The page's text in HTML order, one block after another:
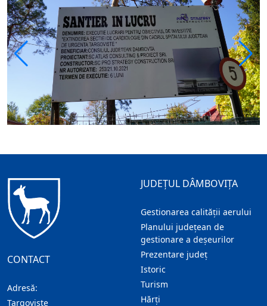
CONTACT
Adresă:
Targoviste
JUDEȚUL DÂMBOVIȚA
Gestionarea calității aerului
Planului județean de
gestionare a deșeurilor
Prezentare judeţ
Istoric
Turism
Hărţi